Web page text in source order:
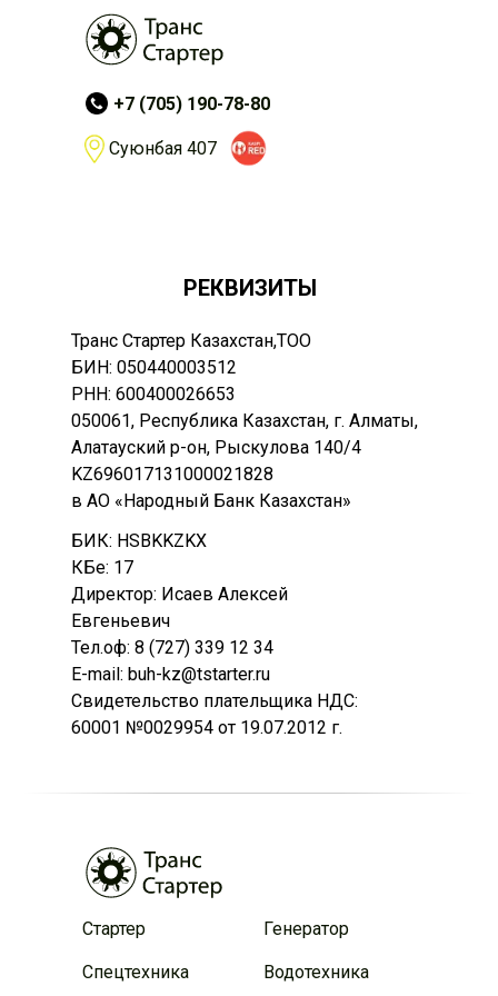
Суюнбая 407
+7 (705) 190-78-80
РЕКВИЗИТЫ
Транс Стартер Казахстан,ТОО
БИН: 050440003512
РНН: 600400026653
050061, Республика Казахстан, г. Алматы,
Алатауский р-он, Рыскулова 140/4
KZ696017131000021828
в АО «Народный Банк Казахстан»
БИК: HSBKKZKX
КБе: 17
Директор: Исаев Алексей
Евгеньевич
Тел.оф: 8 (727) 339 12 34
E-mail: buh-kz@tstarter.ru
Свидетельство плательщика НДС:
60001 №0029954 от 19.07.2012 г.
Стартер Генератор
Спецтехника Водотехника